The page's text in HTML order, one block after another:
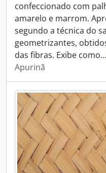
confeccionado com
amarelo e marrom.
segundo a técnica do
geometrizantes,
das fibras. Exibe como…
Apurinã